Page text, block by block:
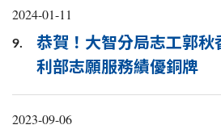
2024-01-11
9.
恭賀！大智分局志工郭秋
利部志願服務績優銅牌
2023-09-06